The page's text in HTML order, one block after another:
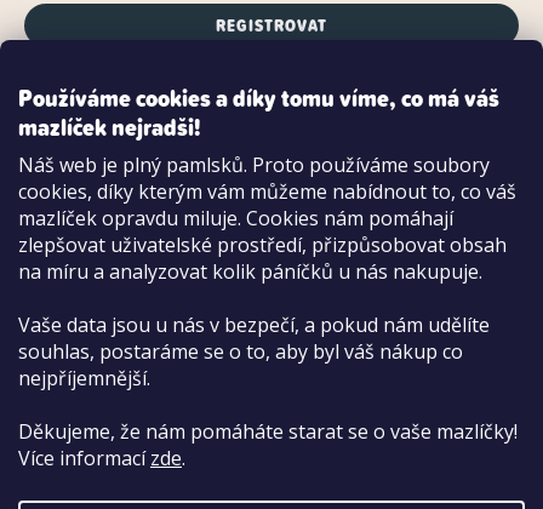
Používáme cookies a díky tomu víme, co má váš
mazlíček nejradši!
Náš web je plný pamlsků. Proto používáme soubory
cookies, díky kterým vám můžeme nabídnout to, co váš
mazlíček opravdu miluje. Cookies nám pomáhají
zlepšovat uživatelské prostředí, přizpůsobovat obsah
na míru a analyzovat kolik páníčků u nás nakupuje.
Vaše data jsou u nás v bezpečí, a pokud nám udělíte
souhlas, postaráme se o to, aby byl váš nákup co
nejpříjemnější.
Děkujeme, že nám pomáháte starat se o vaše mazlíčky!
Více informacízde.
REGISTROVAT
Možnosti platby:
Dobírkou
Hotově i kartou na pobočce